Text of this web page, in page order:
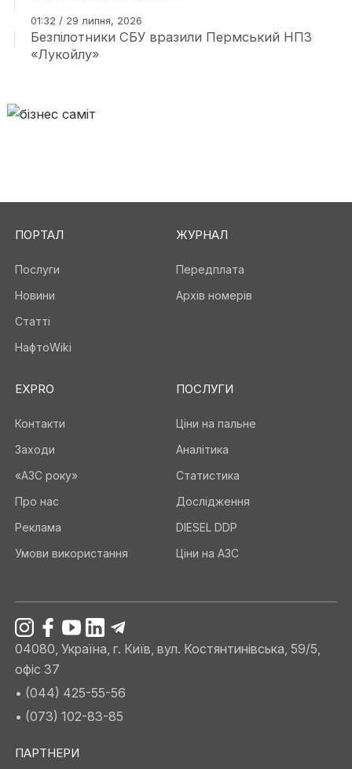
01:32 / 29 липня, 2026
Безпілотники СБУ вразили Пермський НПЗ
«Лукойлу»
ПОРТАЛ
Послуги
Новини
Статті
НафтоWiki
ЖУРНАЛ
Передплата
Архів номерів
EXPRO
Контакти
Заходи
«АЗС року»
Про нас
Реклама
Умови використання
ПОСЛУГИ
Ціни на пальне
Аналітика
Статистика
Дослідження
DIESEL DDP
Ціни на АЗС
04080, Україна, г. Київ, вул. Костянтинівська, 59/5,
офіс 37
• (044) 425-55-56
• (073) 102-83-85
ПАРТНЕРИ